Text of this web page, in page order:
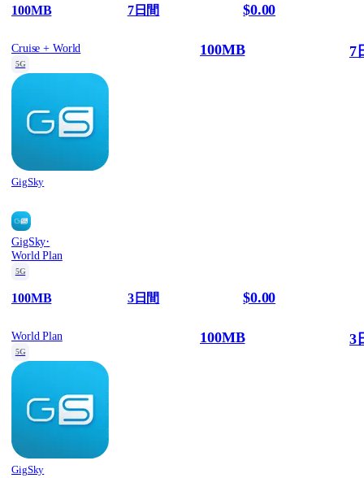
100MB 7日間 $0.00
Cruise + World
5G
GigSky
100MB 7
GigSky·
World Plan
5G
100MB 3日間 $0.00
World Plan
5G
GigSky
100MB 3